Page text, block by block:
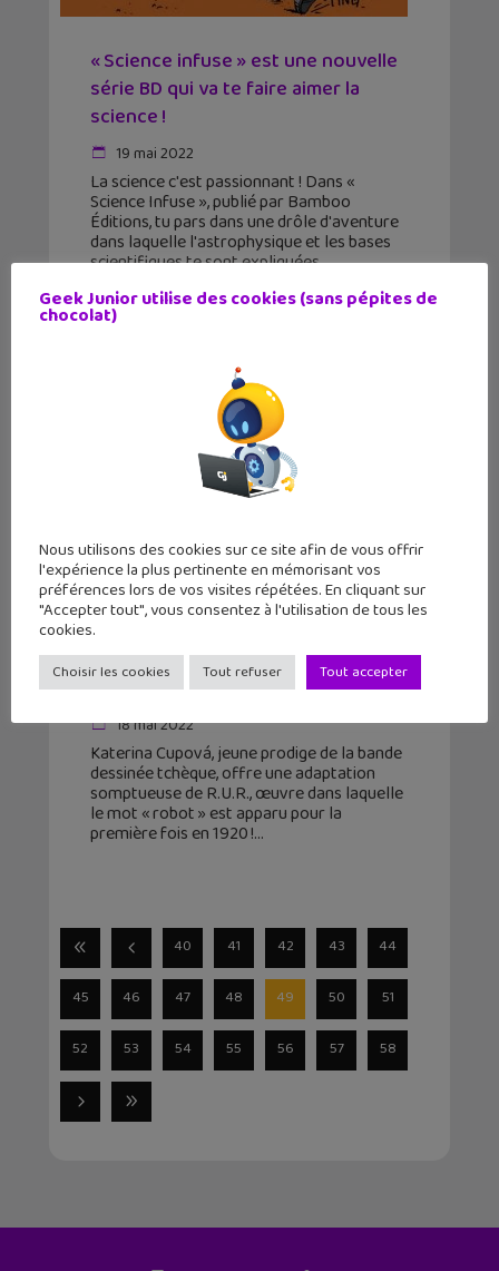
« Science infuse » est une nouvelle
série BD qui va te faire aimer la
science !
19 mai 2022
La science c'est passionnant ! Dans «
Science Infuse », publié par Bamboo
Éditions, tu pars dans une drôle d'aventure
dans laquelle l'astrophysique et les bases
scientifiques te sont expliquées
Coup de cœur BD : R.U.R. Le
soulèvement des robots
18 mai 2022
Katerina Cupová, jeune prodige de la bande
dessinée tchèque, offre une adaptation
somptueuse de R.U.R., œuvre dans laquelle
le mot « robot » est apparu pour la
première fois en 1920 !
40 41 42 43 44
45 46 47 48 49 50 51
52 53 54 55 56 57 58
Geek Junior utilise des cookies (sans pépites de
chocolat)
Nous utilisons des cookies sur ce site afin de vous offrir
l'expérience la plus pertinente en mémorisant vos
préférences lors de vos visites répétées. En cliquant sur
"Accepter tout", vous consentez à l'utilisation de tous les
cookies.
Choisir les cookies Tout refuser Tout accepter